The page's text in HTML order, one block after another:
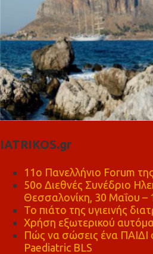
IATRIKOS.gr
11ο Πανελλήνιο Forum
50ο Διεθνές Συνέδριο
Θεσσαλονίκη, 30 Μαΐου –
Το πιάτο της υγιεινής
Χρήση εξωτερικού
Πώς να σώσεις ένα ΠΑΙΔΙ
Paediatric BLS